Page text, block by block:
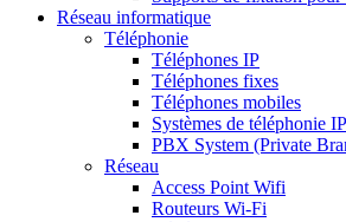
Réseau informatique
Téléphonie
Téléphones IP
Téléphones fixes
Téléphones mobiles
Systèmes de téléphonie IP
PBX System (Private
Réseau
Access Point Wifi
Routeurs Wi-Fi